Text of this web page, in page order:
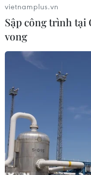
vietnamplus.vn
Sập công trình tại
vong